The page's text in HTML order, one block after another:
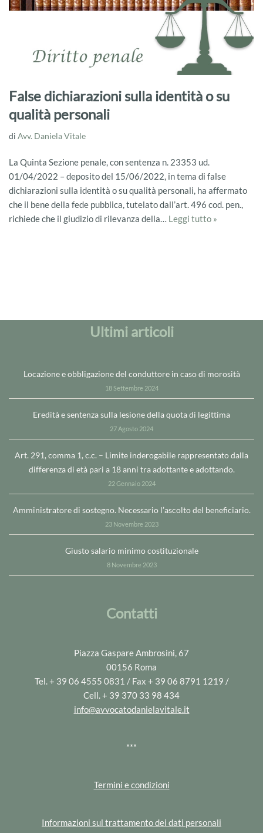
False dichiarazioni sulla identità o su
qualità personali
di Avv. Daniela Vitale
La Quinta Sezione penale, con sentenza n. 23353 ud.
01/04/2022 – deposito del 15/06/2022, in tema di false
dichiarazioni sulla identità o su qualità personali, ha affermato
che il bene della fede pubblica, tutelato dall’art. 496 cod. pen.,
richiede che il giudizio di rilevanza della… Leggi tutto »
Ultimi articoli
Locazione e obbligazione del conduttore in caso di morosità
18 Settembre 2024
Eredità e sentenza sulla lesione della quota di legittima
27 Agosto 2024
Art. 291, comma 1, c.c. – Limite inderogabile rappresentato dalla
differenza di età pari a 18 anni tra adottante e adottando.
22 Gennaio 2024
Amministratore di sostegno. Necessario l’ascolto del beneficiario.
23 Novembre 2023
Giusto salario minimo costituzionale
8 Novembre 2023
Contatti
Piazza Gaspare Ambrosini, 67
00156 Roma
Tel. + 39 06 4555 0831 / Fax + 39 06 8791 1219 /
Cell. + 39 370 33 98 434
info@avvocatodanielavitale.it
***
Termini e condizioni
Informazioni sul trattamento dei dati personali